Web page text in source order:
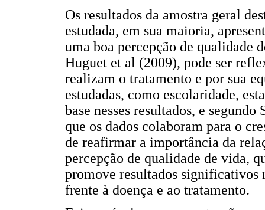
Os resultados da amostra geral
estudada, em sua maioria,
uma boa percepção de qualidade
Huguet et al (2009), pode ser
realizam o tratamento e por sua
estudadas, como escolaridade,
base nesses resultados, e
que os dados colaboram para o
de reafirmar a importância da
percepção de qualidade de vida,
promove resultados significativos
frente à doença e ao tratamento.